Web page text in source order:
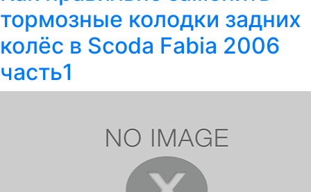
тормозные колодки задних
колёс в Scoda Fabia 2006
часть1